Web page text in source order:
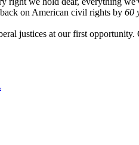
on American civil rights by 60
justices at our first opportunity.